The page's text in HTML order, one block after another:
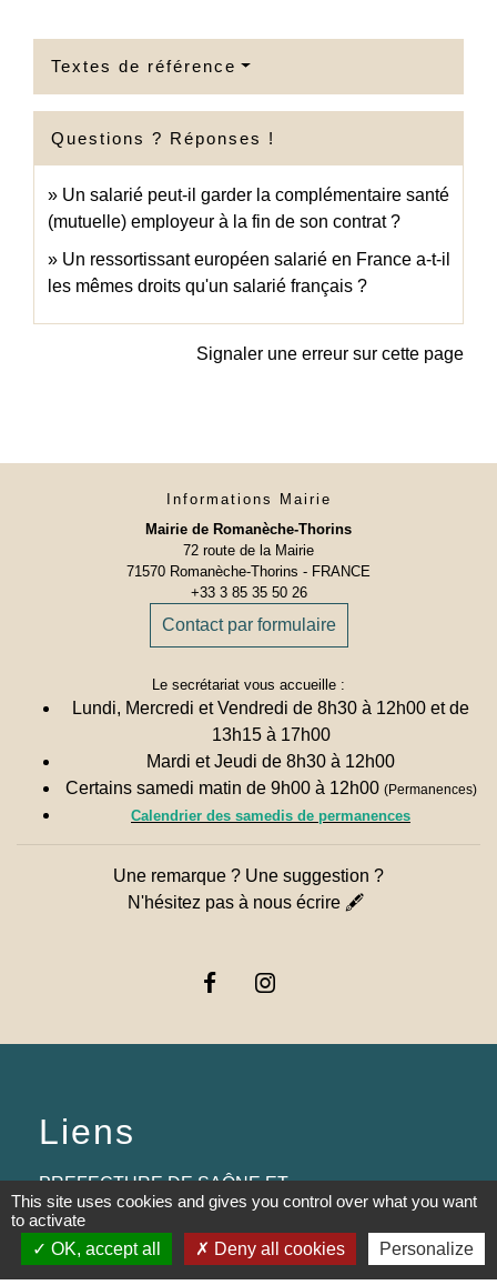
Textes de référence
Questions ? Réponses !
Un salarié peut-il garder la complémentaire santé
(mutuelle) employeur à la fin de son contrat ?
Un ressortissant européen salarié en France a-t-il
les mêmes droits qu'un salarié français ?
Signaler une erreur sur cette page
Informations Mairie
Mairie de Romanèche-Thorins
72 route de la Mairie
71570 Romanèche-Thorins - FRANCE
+33 3 85 35 50 26
Contact par formulaire
Le secrétariat vous accueille :
Lundi, Mercredi et Vendredi de 8h30 à 12h00 et de
13h15 à 17h00
Mardi et Jeudi de 8h30 à 12h00
Certains samedi matin de 9h00 à 12h00 (Permanences)
Calendrier des samedis de permanences
Une remarque ? Une suggestion ?
N'hésitez pas à nous écrire 🖋
Liens
PREFECTURE DE SAÔNE ET
LOIRE
RÉGION BOURGOGNE-
This site uses cookies and gives you control over what you want
to activate
OK, accept all
Deny all cookies Personalize